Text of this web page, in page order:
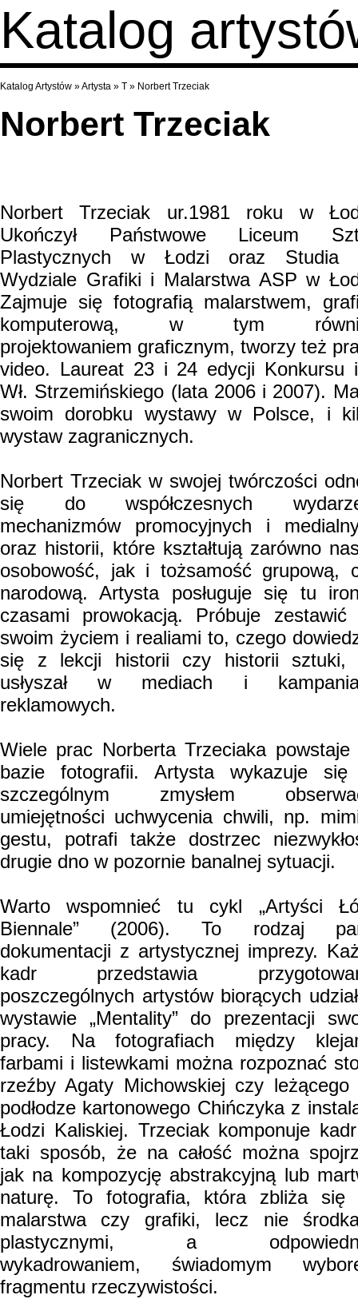
Katalog
Katalog Artystów »Artysta » T » Norbert Trzeciak
Norbert Trzeciak
Norbert Trzeciak ur.1981 roku w
Ukończył Państwowe Liceum
Plastycznych w Łodzi oraz Studia
Wydziale Grafiki i Malarstwa ASP w
Zajmuje się fotografią malarstwem,
komputerową, w tym
projektowaniem graficznym, tworzy też
video. Laureat 23 i 24 edycji Konkursu
Wł. Strzemińskiego (lata 2006 i 2007).
swoim dorobku wystawy w Polsce, i
wystaw zagranicznych.
Norbert Trzeciak w swojej twórczości
się do współczesnych
mechanizmów promocyjnych i
oraz historii, które kształtują zarówno
osobowość, jak i tożsamość grupową,
narodową. Artysta posługuje się tu
czasami prowokacją. Próbuje zestawić
swoim życiem i realiami to, czego
się z lekcji historii czy historii sztuki,
usłyszał w mediach i
reklamowych.
Wiele prac Norberta Trzeciaka powstaje
bazie fotografii. Artysta wykazuje
szczególnym zmysłem
umiejętności uchwycenia chwili, np.
gestu, potrafi także dostrzec
drugie dno w pozornie banalnej sytuacji.
Warto wspomnieć tu cykl „Artyści
Biennale” (2006). To rodzaj
dokumentacji z artystycznej imprezy.
kadr przedstawia
poszczególnych artystów biorących
wystawie „Mentality” do prezentacji
pracy. Na fotografiach między
farbami i listewkami można rozpoznać
rzeźby Agaty Michowskiej czy leżącego
podłodze kartonowego Chińczyka z
Łodzi Kaliskiej. Trzeciak komponuje
taki sposób, że na całość można
jak na kompozycję abstrakcyjną lub
naturę. To fotografia, która zbliża się
malarstwa czy grafiki, lecz nie
plastycznymi, a
wykadrowaniem, świadomym
fragmentu rzeczywistości.